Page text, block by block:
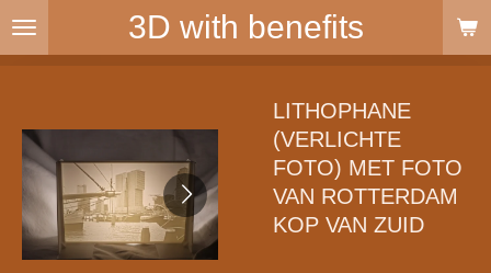
Ga
3D with benefits
LITHOPHANE
(VERLICHTE
FOTO) MET FOTO
VAN ROTTERDAM
KOP VAN ZUID